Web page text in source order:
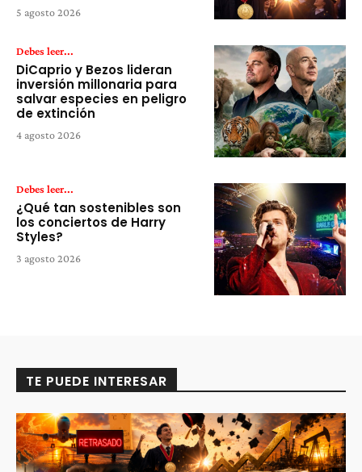
5 agosto 2026
Debes leer...
DiCaprio y Bezos lideran
inversión millonaria para
salvar especies en peligro
de extinción
4 agosto 2026
Debes leer...
¿Qué tan sostenibles son
los conciertos de Harry
Styles?
3 agosto 2026
TE PUEDE INTERESAR